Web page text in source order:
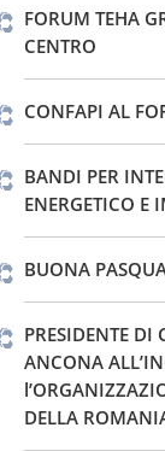
FORUM TEHA
CENTRO
CONFAPI AL
BANDI PER
ENERGETICO E
BUONA
PRESIDENTE
ANCONA
DELLA